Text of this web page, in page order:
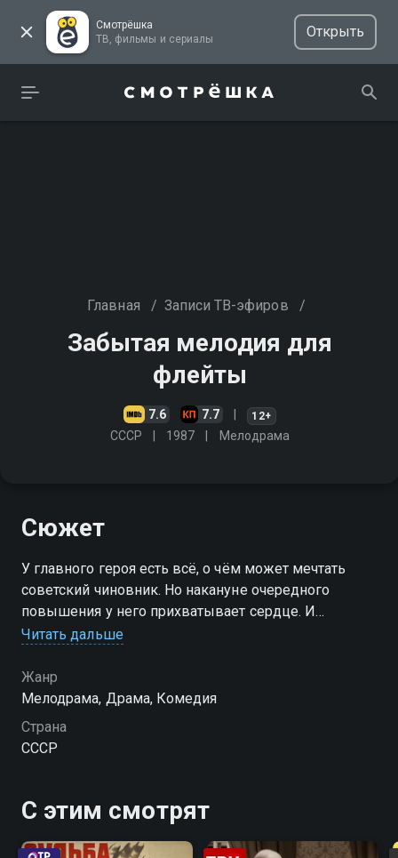
Смотрёшка
ТВ, фильмы и сериалы
Открыть
Главная / Записи ТВ-эфиров /
Забытая мелодия для
флейты
7.6 7.7 12+
СССР 1987 Мелодрама
Сюжет
У главного героя есть всё, о чём может мечтать
советский чиновник. Но накануне очередного
повышения у него прихватывает сердце. И
оказывается, что он одинок и несчастен, и только
его душу
Читать дальше
Жанр
Мелодрама, Драма, Комедия
Страна
СССР
С этим смотрят